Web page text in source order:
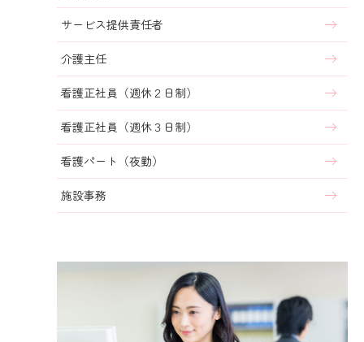
サービス提供責任者
介護主任
看護正社員（週休２日制）
看護正社員（週休３日制）
看護パート（夜勤）
施設事務